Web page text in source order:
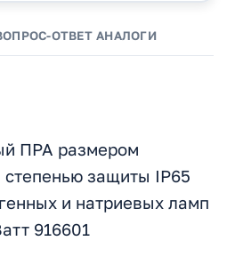
ОТВЕТ АНАЛОГИ
ПРА размером
степенью защиты IP65
и натриевых ламп
916601